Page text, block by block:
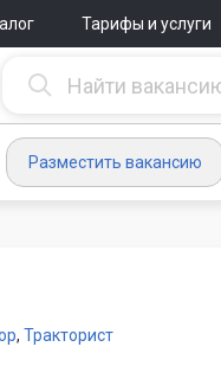
Тарифы и услуги
Разместить вакансию
, Тракторист